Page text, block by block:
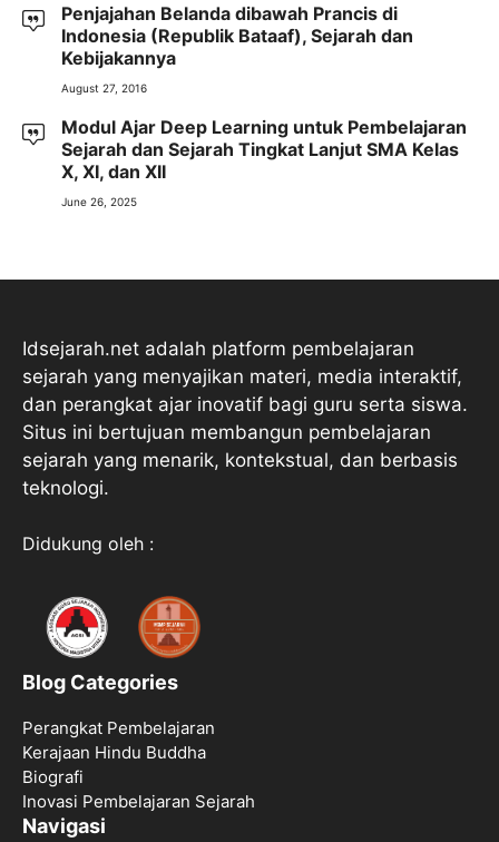
Penjajahan Belanda dibawah Prancis di
Indonesia (Republik Bataaf), Sejarah dan
Kebijakannya
August 27, 2016
Modul Ajar Deep Learning untuk Pembelajaran
Sejarah dan Sejarah Tingkat Lanjut SMA Kelas
X, XI, dan XII
June 26, 2025
Idsejarah.net adalah platform pembelajaran
sejarah yang menyajikan materi, media interaktif,
dan perangkat ajar inovatif bagi guru serta siswa.
Situs ini bertujuan membangun pembelajaran
sejarah yang menarik, kontekstual, dan berbasis
teknologi.
Didukung oleh :
Blog Categories
Perangkat Pembelajaran
Kerajaan Hindu Buddha
Biografi
Inovasi Pembelajaran Sejarah
Navigasi